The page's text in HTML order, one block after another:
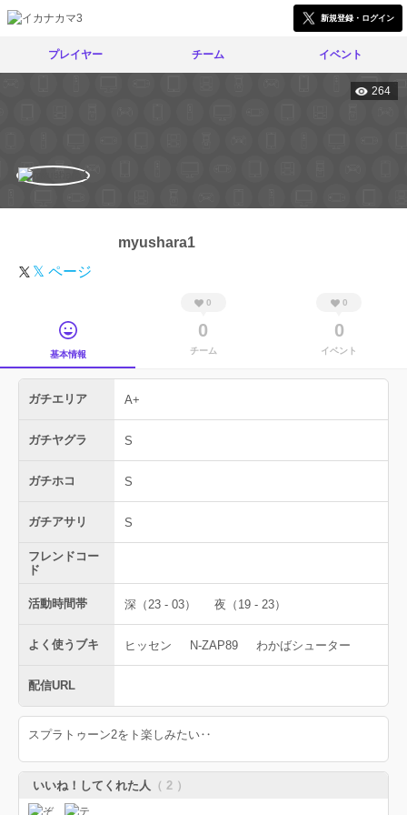
新規登録・ログイン
プレイヤー チーム イベント
264
myushara1
𝕏 ページ
基本情報
0
0
チーム
0
0
イベント
ガチエリア A+
ガチヤグラ S
ガチホコ S
ガチアサリ S
フレンドコー
ド
活動時間帯 深（23 - 03） 夜（19 - 23）
よく使うブキ ヒッセン N-ZAP89 わかばシューター
配信URL
スプラトゥーン2をト楽しみたい‥
いいね！してくれた人 （ 2 ）